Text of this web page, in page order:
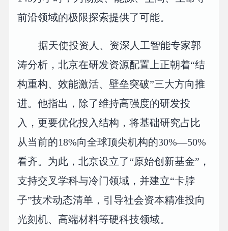
前沿领域的极限探索提供了可能。
据天使投资人、资深人工智能专家郭
涛分析，北京在研发资源配置上正朝着“结
构重构、效能激活、壁垒突破”三大方向推
进。他指出，除了维持高强度的研发投
入，更要优化投入结构，将基础研究占比
从当前的18%向全球顶尖机构的30%—50%
看齐。为此，北京设立了“原始创新基金”，
支持交叉学科与冷门领域，并建立“卡脖
子”技术动态清单，引导社会资本精准投向
光刻机、高端材料等硬科技领域。